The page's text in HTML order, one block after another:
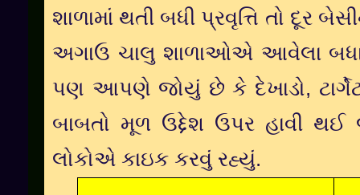
શાળામાં થતી બધી પ્રવૃત્તિ તો દૂર
અગાઉ ચાલુ શાળાઓએ આવેલા
પણ આપણે જોયું છે કે દેખાડો,
બાબતો મૂળ ઉદ્દેશ ઉપર હાવી થઈ
લોકોએ કાઇક કરવું રહ્યું.